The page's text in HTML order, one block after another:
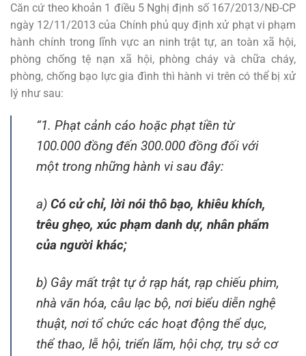
Căn cứ theo khoản 1 điều 5 Nghị định số 167/2013/NĐ-CP
ngày 12/11/2013 của Chính phủ quy định xử phạt vi phạm
hành chính trong lĩnh vực an ninh trật tự, an toàn xã hội,
phòng chống tệ nạn xã hội, phòng cháy và chữa cháy,
phòng, chống bạo lực gia đình thì hành vi trên có thể bị xử
lý như sau:
“1. Phạt cảnh cáo hoặc phạt tiền từ
100.000 đồng đến 300.000 đồng đối với
một trong những hành vi sau đây:
a) Có cử chỉ, lời nói thô bạo, khiêu khích,
trêu ghẹo, xúc phạm danh dự, nhân phẩm
của người khác;
b) Gây mất trật tự ở rạp hát, rạp chiếu phim,
nhà văn hóa, câu lạc bộ, nơi biểu diễn nghệ
thuật, nơi tổ chức các hoạt động thể dục,
thể thao, lễ hội, triển lãm, hội chợ, trụ sở cơ